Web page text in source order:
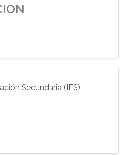
Secundaria (IES)